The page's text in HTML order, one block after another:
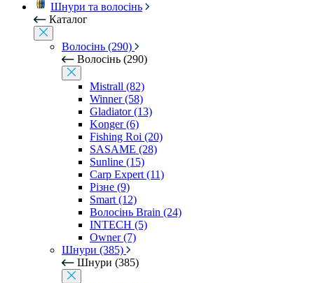
Шнури та волосінь
Каталог
Волосінь (290)
Волосінь (290)
Mistrall (82)
Winner (58)
Gladiator (13)
Konger (6)
Fishing Roi (20)
SASAME (28)
Sunline (15)
Carp Expert (11)
Різне (9)
Smart (12)
Волосінь Brain (24)
INTECH (5)
Owner (7)
Шнури (385)
Шнури (385)